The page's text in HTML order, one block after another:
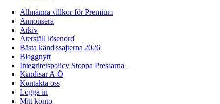
Allmänna villkor för Premium
Annonsera
Arkiv
Återställ lösenord
Bästa kändissajterna 2026
Bloggnytt
Integritetspolicy Stoppa Pressarna
Kändisar A-Ö
Kontakta oss
Logga in
Mitt konto